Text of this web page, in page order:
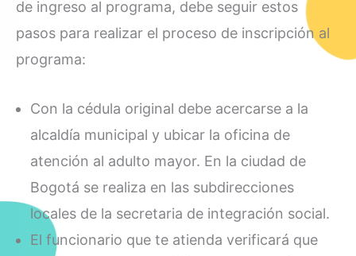
de ingreso al programa, debe seguir estos
pasos para realizar el proceso de inscripción al
programa:
Con la cédula original debe acercarse a la
alcaldía municipal y ubicar la oficina de
atención al adulto mayor. En la ciudad de
Bogotá se realiza en las subdirecciones
locales de la secretaria de integración social.
El funcionario que te atienda verificará que